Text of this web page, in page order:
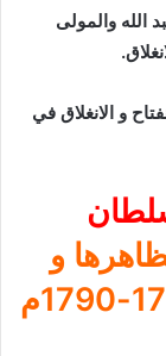
والمولى
و الانغلاق في
و